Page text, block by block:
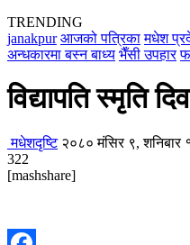
TRENDING
janakpur आजको पत्रिका मधेश
अन्धकारमा बस्न बाध्य भैँसी उपहार
विद्यापति स्मृति
मधेशदृष्टि २०८० मंसिर ९, शनिबार
322
[mashshare]